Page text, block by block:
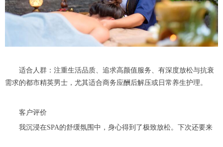
适合人群：注重生活品质、追求高颜值服务、有深度放松与抗衰
需求的都市精英男士，尤其适合商务应酬后解压或日常养生护理。
客户评价
我沉浸在SPA的舒缓氛围中，身心得到了极致放松。下次还要来